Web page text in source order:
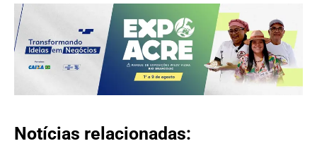
Notícias relacionadas: